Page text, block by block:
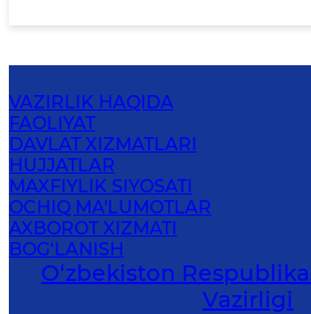
VAZIRLIK HAQIDA
FAOLIYAT
DAVLAT XIZMATLARI
HUJJATLAR
MAXFIYLIK SIYOSATI
OCHIQ MA'LUMOTLAR
AXBOROT XIZMATI
BOG‘LANISH
O‘zbеkiston
Vаzirligi